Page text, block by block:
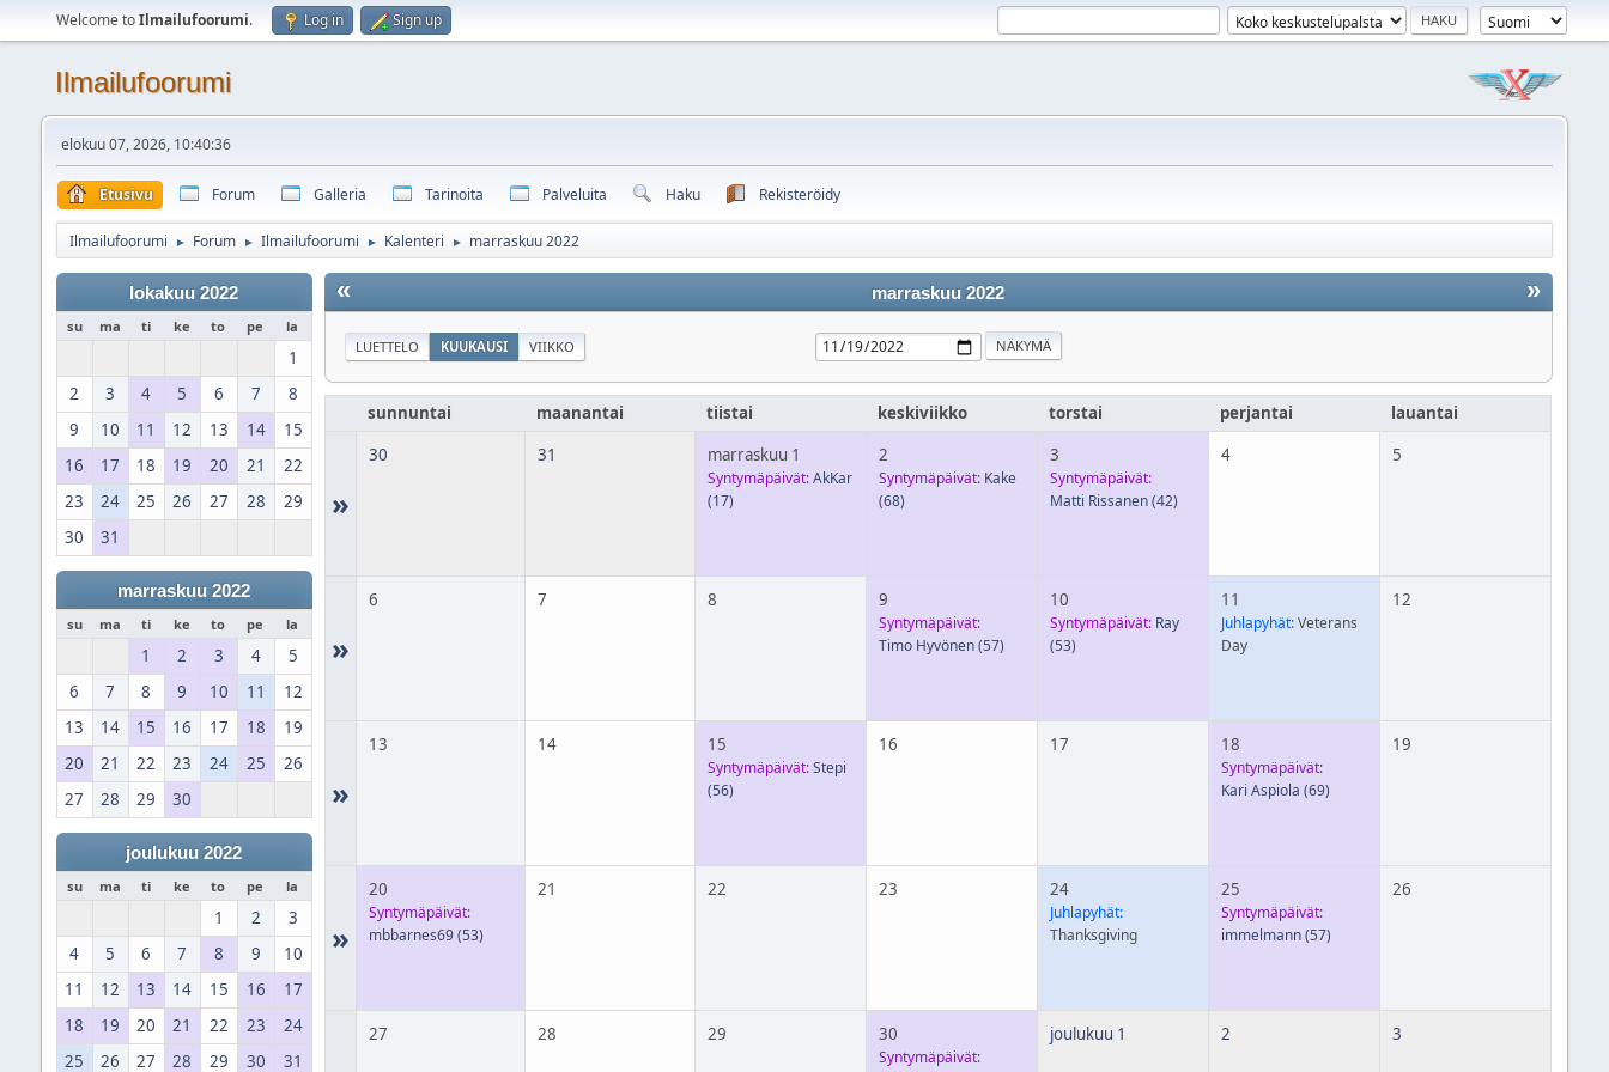
Welcome toIlmailufoorumi. Log in Sign up
Ilmailufoorumi
elokuu 07, 2026, 10:40:36
Etusivu Forum Galleria Tarinoita Palveluita Haku Rekisteröidy
Ilmailufoorumi ► Forum ► Ilmailufoorumi ► Kalenteri ► marraskuu 2022
lokakuu 2022
su ma ti ke to pe la
1
2
3 4 5 6 7
8
9
10 11 12 13 14
15
16
17 18 19 20 21
22
23
24 25 26 27 28
29
30
31
marraskuu 2022
su ma ti ke to pe la
1 2 3 4
5
6
7 8 9 10 11
12
13
14 15 16 17 18
19
20
21 22 23 24 25
26
27
28 29 30
joulukuu 2022
su ma ti ke to pe la
1 2
3
4
5 6 7 8 9
10
11
12 13 14 15 16
17
18
19 20 21 22 23
24
25
26 27 28 29 30 31
« »
marraskuu 2022
LUETTELO KUUKAUSI VIIKKO
sunnuntai maanantai tiistai keskiviikko torstai perjantai lauantai
»
30 31 marraskuu 1
Syntymäpäivät: AkKar
(17)
2
Syntymäpäivät: Kake
(68)
3
Syntymäpäivät:
Matti Rissanen(42)
4 5
»
6 7 8 9
Syntymäpäivät:
Timo Hyvönen(57)
10
Syntymäpäivät: Ray
(53)
11
Juhlapyhät:Veterans
Day
12
»
13 14 15
Syntymäpäivät: Stepi
(56)
16 17 18
Syntymäpäivät:
Kari Aspiola (69)
19
»
20
Syntymäpäivät:
mbbarnes69(53)
21 22 23 24
Juhlapyhät:
Thanksgiving
25
Syntymäpäivät:
immelmann(57)
26
27 28 29 30
Syntymäpäivät:
joulukuu 1 2 3